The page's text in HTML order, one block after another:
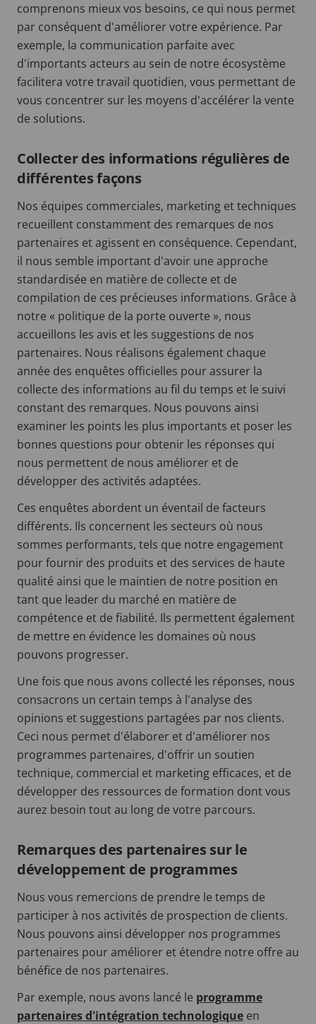
comprenons mieux vos besoins, ce qui nous permet
par conséquent d'améliorer votre expérience. Par
exemple, la communication parfaite avec
d'importants acteurs au sein de notre écosystème
facilitera votre travail quotidien, vous permettant de
vous concentrer sur les moyens d'accélérer la vente
de solutions.
Collecter des informations régulières de
différentes façons
Nos équipes commerciales, marketing et techniques
recueillent constamment des remarques de nos
partenaires et agissent en conséquence. Cependant,
il nous semble important d'avoir une approche
standardisée en matière de collecte et de
compilation de ces précieuses informations. Grâce à
notre « politique de la porte ouverte », nous
accueillons les avis et les suggestions de nos
partenaires. Nous réalisons également chaque
année des enquêtes officielles pour assurer la
collecte des informations au fil du temps et le suivi
constant des remarques. Nous pouvons ainsi
examiner les points les plus importants et poser les
bonnes questions pour obtenir les réponses qui
nous permettent de nous améliorer et de
développer des activités adaptées.
Ces enquêtes abordent un éventail de facteurs
différents. Ils concernent les secteurs où nous
sommes performants, tels que notre engagement
pour fournir des produits et des services de haute
qualité ainsi que le maintien de notre position en
tant que leader du marché en matière de
compétence et de fiabilité. Ils permettent également
de mettre en évidence les domaines où nous
pouvons progresser.
Une fois que nous avons collecté les réponses, nous
consacrons un certain temps à l'analyse des
opinions et suggestions partagées par nos clients.
Ceci nous permet d'élaborer et d'améliorer nos
programmes partenaires, d'offrir un soutien
technique, commercial et marketing efficaces, et de
développer des ressources de formation dont vous
aurez besoin tout au long de votre parcours.
Remarques des partenaires sur le
développement de programmes
Nous vous remercions de prendre le temps de
participer à nos activités de prospection de clients.
Nous pouvons ainsi développer nos programmes
partenaires pour améliorer et étendre notre offre au
bénéfice de nos partenaires.
Par exemple, nous avons lancé le programme
partenaires d'intégration technologique en